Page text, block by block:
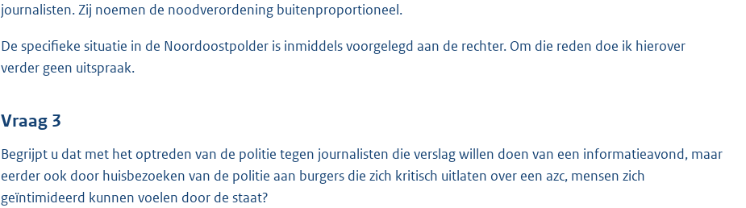
journalisten. Zij noemen de noodverordening buitenproportioneel.
De specifieke situatie in de Noordoostpolder is inmiddels voorgelegd aan de rechter. Om die reden doe ik hierover
verder geen uitspraak.
Vraag 3
Begrijpt u dat met het optreden van de politie tegen journalisten die verslag willen doen van een informatieavond, maar
eerder ook door huisbezoeken van de politie aan burgers die zich kritisch uitlaten over een azc, mensen zich
geïntimideerd kunnen voelen door de staat?